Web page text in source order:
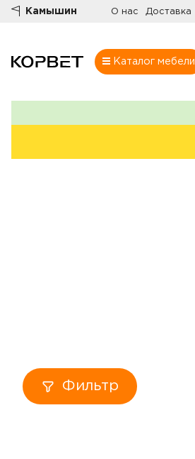
Камышин О нас Доставка
Каталог мебели
Тумбы
Фильтр